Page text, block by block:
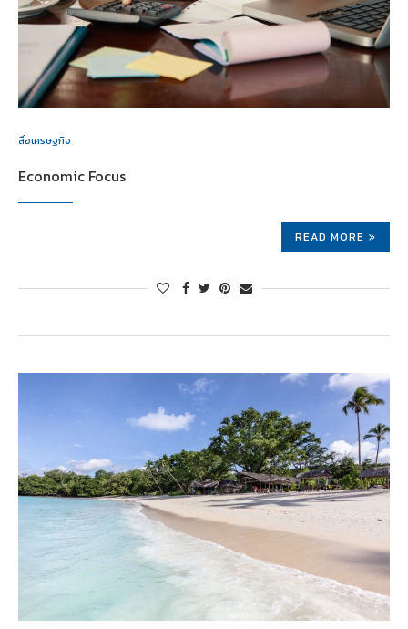
สื่อเศรษฐกิจ
Economic Focus
READ MORE